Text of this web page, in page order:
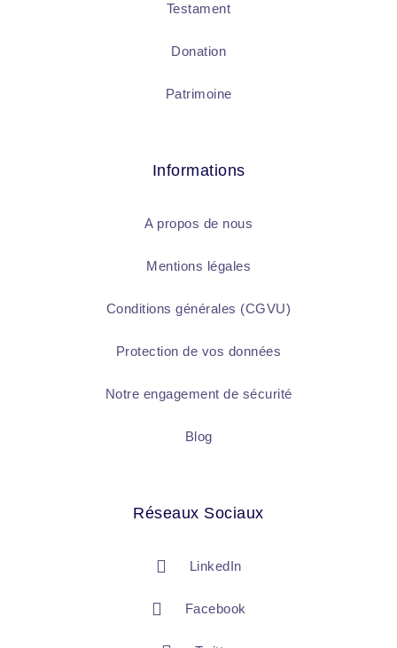
Testament
Donation
Patrimoine
Informations
A propos de nous
Mentions légales
Conditions générales (CGVU)
Protection de vos données
Notre engagement de sécurité
Blog
Réseaux Sociaux
LinkedIn
Facebook